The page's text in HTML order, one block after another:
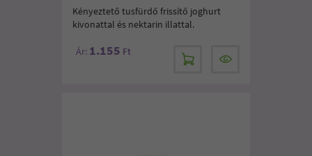
Kényeztető tusfürdő frissítő joghurt
kivonattal és nektarin illattal.
Ár: 1.155 Ft